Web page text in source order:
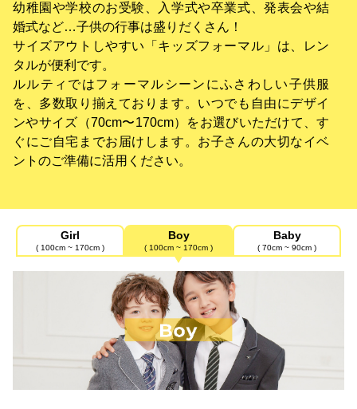
幼稚園や学校のお受験、入学式や卒業式、発表会や結
婚式など…子供の行事は盛りだくさん！
サイズアウトしやすい「キッズフォーマル」は、レン
タルが便利です。
ルルティではフォーマルシーンにふさわしい子供服
を、多数取り揃えております。いつでも自由にデザイ
ンやサイズ（70cm〜170cm）をお選びいただけて、す
ぐにご自宅までお届けします。お子さんの大切なイベ
ントのご準備に活用ください。
Girl
( 100cm ~ 170cm )
Boy
( 100cm ~ 170cm )
Baby
( 70cm ~ 90cm )